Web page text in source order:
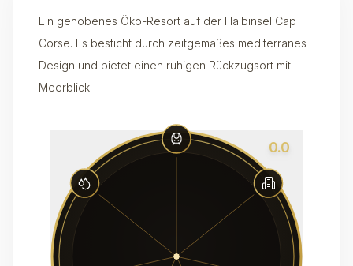
Ein gehobenes Öko-Resort auf der Halbinsel Cap
Corse. Es besticht durch zeitgemäßes mediterranes
Design und bietet einen ruhigen Rückzugsort mit
Meerblick.
0.0